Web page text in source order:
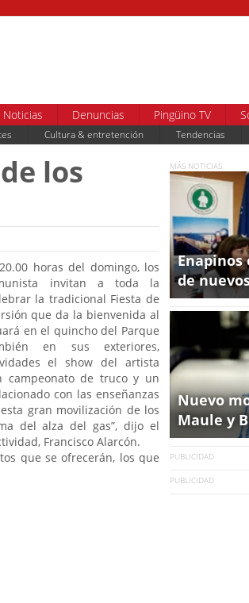
Noticias Denuncias Pingüino TV
Cultura & entretención Tendencias
los
horas del domingo, los
invitan a toda la
la tradicional Fiesta de
que da la bienvenida al
en el quincho del Parque
en sus exteriores,
el show del artista
campeonato de truco y un
con las enseñanzas
gran movilización de los
del alza del gas”, dijo el
Francisco Alarcón.
que se ofrecerán, los que
MÁS NOTICIAS
de
Nuevo
Maule y
PUBLICIDAD
PUBLICIDAD